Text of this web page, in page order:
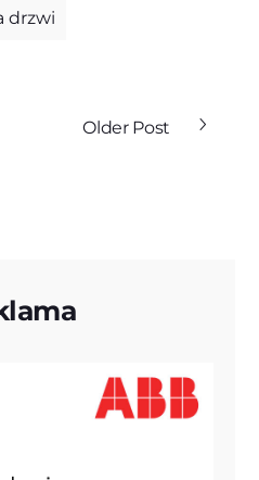
drzwi
Older Post